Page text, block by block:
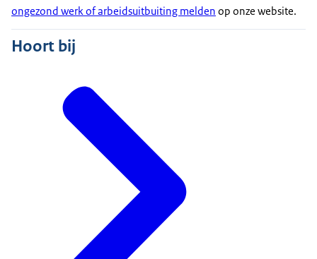
ongezond werk of arbeidsuitbuiting melden op onze website.
Hoort bij